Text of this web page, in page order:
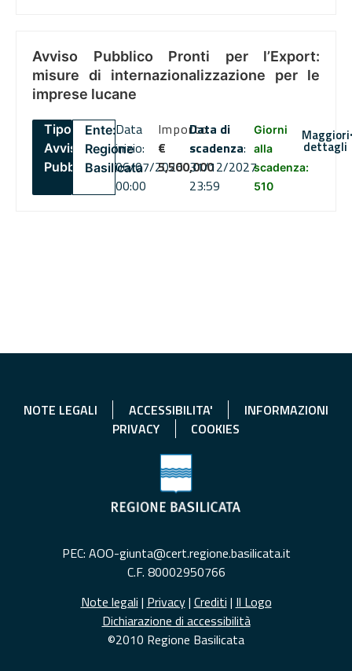
Avviso Pubblico Pronti per l’Export:
misure di internazionalizzazione per le
imprese lucane
Tipo:
Avviso
Pubblico
Ente:
Regione
Basilicata
Data
inizio:
06/07/2026
00:00
Importo
€
5,500,000
Data di
scadenza:
31/12/2027
23:59
Giorni
alla
scadenza:
510
Maggiori
dettagli
NOTE LEGALI ACCESSIBILITA'
INFORMAZIONI
PRIVACY
COOKIES
PEC: AOO-giunta@cert.regione.basilicata.it
C.F. 80002950766
Note legali | Privacy| Crediti | Il Logo
Dichiarazione di accessibilità
©2010 Regione Basilicata